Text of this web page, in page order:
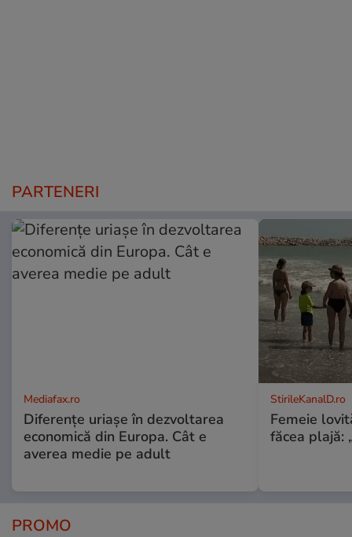
PARTENERI
Mediafax.ro
Diferențe uriașe în dezvoltarea
economică din Europa. Cât e
averea medie pe adult
StirileKanalD.ro
Femeie
făcea plajă:
PROMO